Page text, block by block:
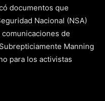
documentos que
Nacional (NSA)
de
Manning
para los activistas